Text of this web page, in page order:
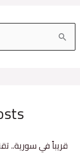
قريباً في سورية..